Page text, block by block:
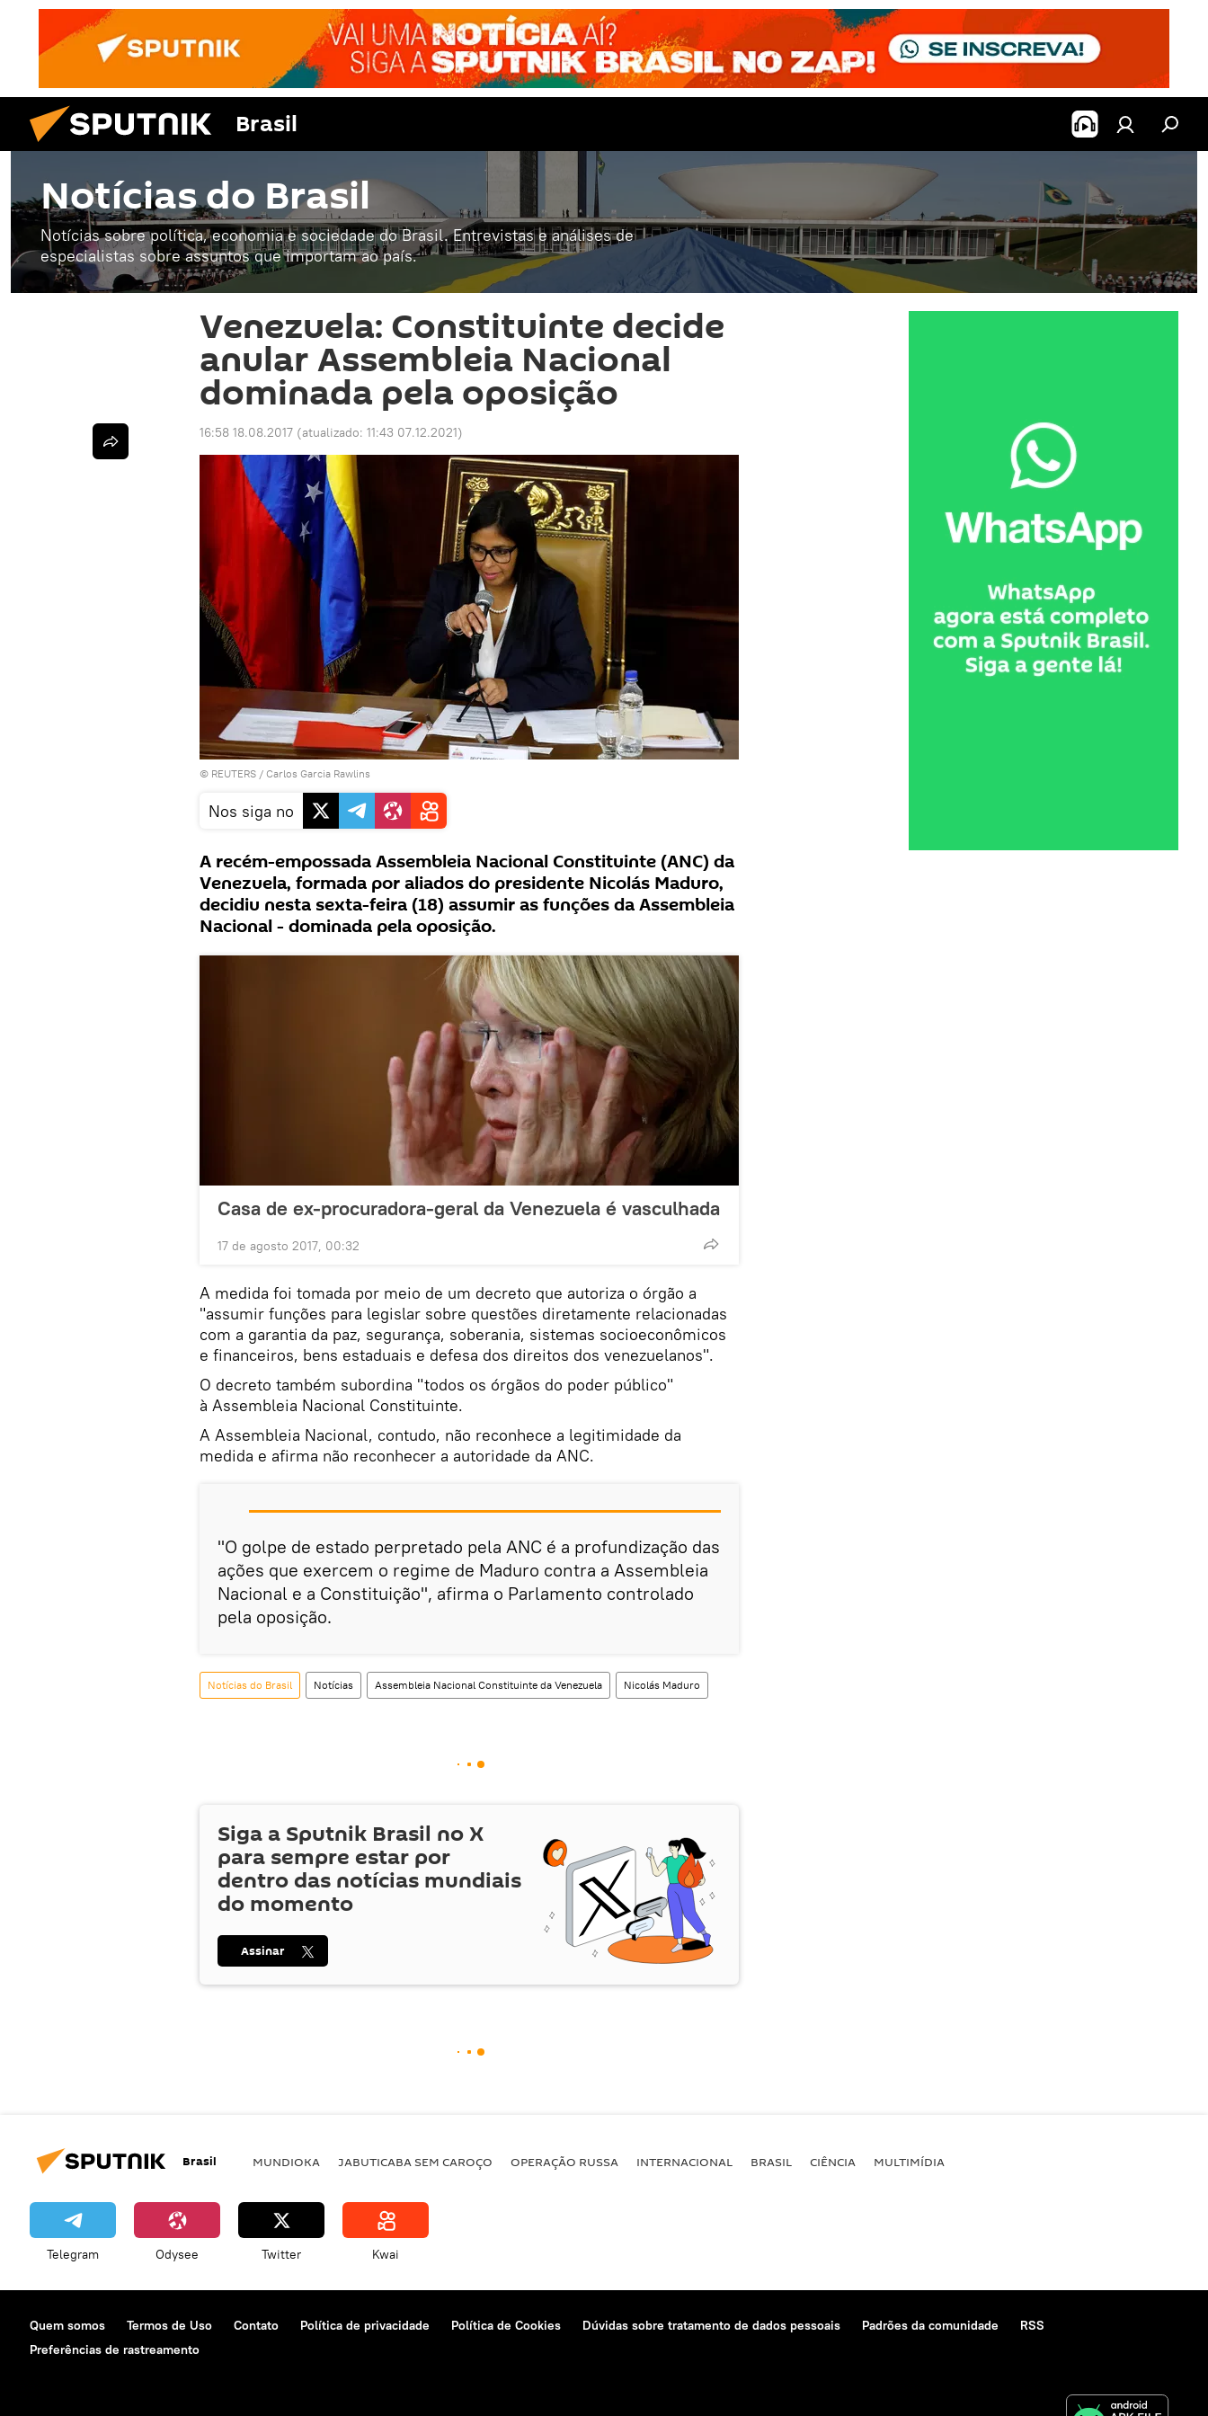
Brasil
Notícias do Brasil
Notícias sobre política, economia e sociedade do Brasil. Entrevistas e análises de
especialistas sobre assuntos que importam ao país.
Venezuela: Constituinte decide
anular Assembleia Nacional
dominada pela oposição
16:58 18.08.2017 (atualizado: 11:43 07.12.2021)
© REUTERS / Carlos Garcia Rawlins
Nos siga no
A recém-empossada Assembleia Nacional Constituinte (ANC) da
Venezuela, formada por aliados do presidente Nicolás Maduro,
decidiu nesta sexta-feira (18) assumir as funções da Assembleia
Nacional - dominada pela oposição.
Casa de ex-procuradora-geral da Venezuela é vasculhada
17 de agosto 2017, 00:32
A medida foi tomada por meio de um decreto que autoriza o órgão a
"assumir funções para legislar sobre questões diretamente relacionadas
com a garantia da paz, segurança, soberania, sistemas socioeconômicos
e financeiros, bens estaduais e defesa dos direitos dos venezuelanos".
O decreto também subordina "todos os órgãos do poder público"
à Assembleia Nacional Constituinte.
A Assembleia Nacional, contudo, não reconhece a legitimidade da
medida e afirma não reconhecer a autoridade da ANC.
"O golpe de estado perpretado pela ANC é a profundização das
ações que exercem o regime de Maduro contra a Assembleia
Nacional e a Constituição", afirma o Parlamento controlado
pela oposição.
Notícias do Brasil Notícias Assembleia Nacional Constituinte da Venezuela Nicolás Maduro
Siga a Sputnik Brasil noX
para sempre estar por
dentro das notícias mundiais
do momento
Assinar
Brasil MUNDIOKA JABUTICABA SEM CAROÇO OPERAÇÃO RUSSA INTERNACIONAL BRASIL CIÊNCIA MULTIMÍDIA
Telegram Odysee Twitter Kwai
Quem somos Termos de Uso Contato Política de privacidade Política de Cookies Dúvidas sobre tratamento de dados pessoais Padrões da comunidade
RSS
Preferências de rastreamento